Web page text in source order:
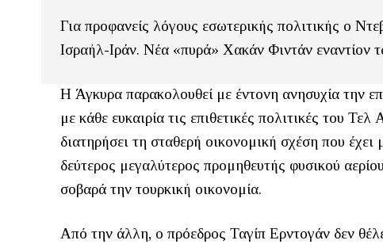
Για προφανείς λόγους εσωτερικής πολιτικής ο
Ισραήλ-Ιράν. Νέα «πυρά» Χακάν Φιντάν εναντίον
Η Άγκυρα παρακολουθεί με έντονη ανησυχία την
με κάθε ευκαιρία τις επιθετικές πολιτικές του
διατηρήσει τη σταθερή οικονομική σχέση που έχει
δεύτερος μεγαλύτερος προμηθευτής φυσικού
σοβαρά την τουρκική οικονομία.
Από την άλλη, ο πρόεδρος Ταγίπ Ερντογάν δεν